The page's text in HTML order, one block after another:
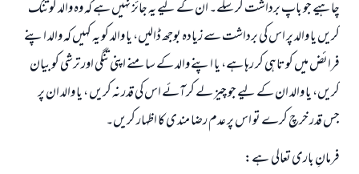
چاہیے جو باپ برداشت کر سکے۔ ان کے لیے یہ جائز نہیں ہے کہ وہ والد کو تنگ
کریں یا والد پر اس کی برداشت سے زیادہ بوجھ ڈالیں، یا والد کو یہ کہیں کہ والد اپنے
فرائض میں کوتاہی کر رہا ہے، یا اپنے والد کے سامنے اپنی تنگی اور ترشی کو بیان
کریں، یا والد ان کے لیے جو چیز لے کر آئے اس کی قدر نہ کریں ، یا والد ان پر
جس قدر خرچ کرے تو اس پر عدم رضا مندی کا اظہار کریں۔
فرمانِ باری تعالی ہے: